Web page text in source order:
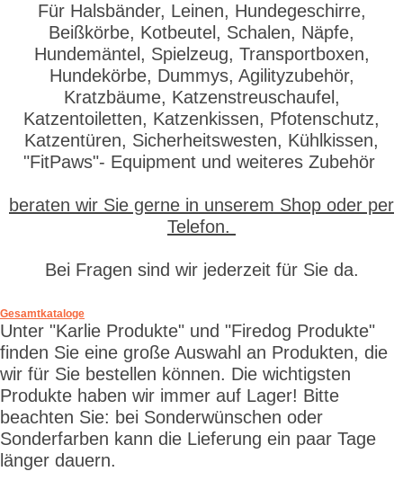
Für Halsbänder, Leinen, Hundegeschirre,
Beißkörbe, Kotbeutel, Schalen, Näpfe,
Hundemäntel, Spielzeug, Transportboxen,
Hundekörbe, Dummys, Agilityzubehör,
Kratzbäume, Katzenstreuschaufel,
Katzentoiletten, Katzenkissen, Pfotenschutz,
Katzentüren, Sicherheitswesten, Kühlkissen,
"FitPaws"- Equipment und weiteres Zubehör
beraten wir Sie gerne in unserem Shop oder per
Telefon.
Bei Fragen sind wir jederzeit für Sie da.
Gesamtkataloge
Unter "Karlie Produkte" und "Firedog Produkte"
finden Sie eine große Auswahl an Produkten, die
wir für Sie bestellen können. Die wichtigsten
Produkte haben wir immer auf Lager! Bitte
beachten Sie: bei Sonderwünschen oder
Sonderfarben kann die Lieferung ein paar Tage
länger dauern.